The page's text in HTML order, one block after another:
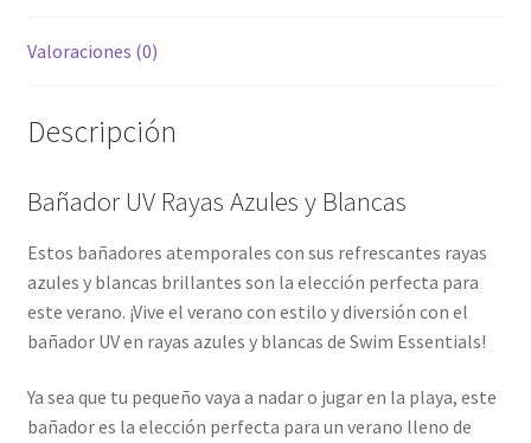
Valoraciones (0)
Descripción
Bañador UV Rayas Azules y Blancas
Estos bañadores atemporales con sus refrescantes rayas
azules y blancas brillantes son la elección perfecta para
este verano. ¡Vive el verano con estilo y diversión con el
bañador UV en rayas azules y blancas de Swim Essentials!
Ya sea que tu pequeño vaya a nadar o jugar en la playa, este
bañador es la elección perfecta para un verano lleno de